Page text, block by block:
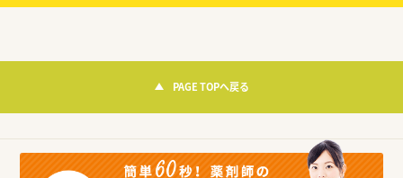
PAGE TOPへ戻る